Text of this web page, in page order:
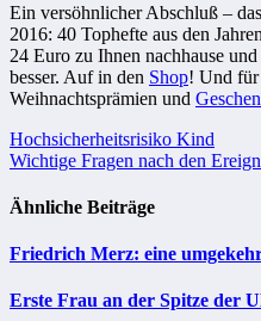
Ein versöhnlicher Abschluß –
2016: 40 Tophefte aus den
24 Euro zu Ihnen nachhause
besser. Auf in den Shop! Und
Weihnachtsprämien und
Beitragsnavigation
Hochsicherheitsrisiko Kind
Wichtige Fragen nach den
Ähnliche Beiträge
Friedrich Merz: eine
Erste Frau an der Spitze der